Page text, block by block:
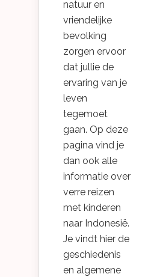
natuur en
vriendelijke
bevolking
zorgen ervoor
dat jullie de
ervaring van je
leven
tegemoet
gaan. Op deze
pagina vind je
dan ook alle
informatie over
verre reizen
met kinderen
naar Indonesië.
Je vindt hier de
geschiedenis
en algemene